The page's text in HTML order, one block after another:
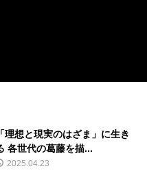
「理想と現実のはざま」に生き
各世代の葛藤を描...
2025.04.23